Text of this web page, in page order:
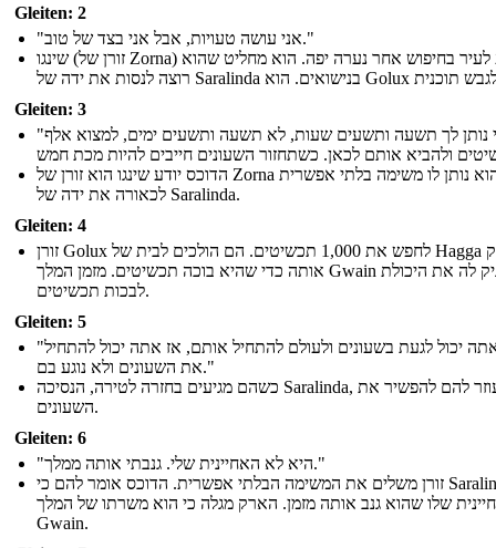
Gleiten: 2
"אני עושה טעויות, אבל אני בצד של טוב."
שינגו (זורן של Zorna) מגיע לעיר בחיפוש אחר נערה יפה. הוא מחליט שהוא
Gleiten: 3
"אני נותן לך תשעה ותשעים שעות, לא תשעה ותשעים ימים, למצוא אלף
הדוכס יודע שינגו הוא זורן של Zorna והוא נותן לו משימה בלתי אפשרית
לכאורה את ידה של Saralinda.
Gleiten: 4
זורן Golux לחפש את 1,000 תכשיטים. הם הולכים לבית של Hagga להצחיק
אותה כדי שהיא בוכה תכשיטים. מזמן המלך Gwain העניק לה את היכולת
לבכות תכשיטים.
Gleiten: 5
"אם אתה יכול לגעת בשעונים ולעולם להתחיל אותם, אז אתה יכול להתחיל
את השעונים ולא נוגע בם."
כשהם מגיעים בחזרה לטירה, הנסיכה Saralinda, עוזר להם להפשיר את
השעונים.
Gleiten: 6
"היא לא האחיינית שלי. גנבתי אותה ממלך."
זורן משלים את המשימה הבלתי אפשרית. הדוכס אומר להם כי Saralinda לא
שלו שהוא גנב אותה מזמן. הארק מגלה כי הוא משרתו של המלך
Gwain.